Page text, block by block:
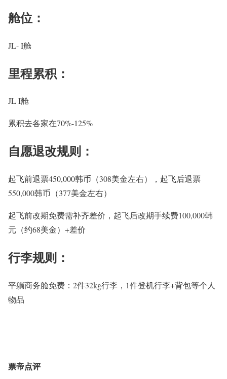
舱位：
JL- I舱
里程累积：
JL I舱
累积去各家在70%-125%
自愿退改规则：
起飞前退票450,000韩币（308美金左右），起飞后退票
550,000韩币（377美金左右）
起飞前改期免费需补齐差价，起飞后改期手续费100,000韩
元（约68美金）+差价
行李规则：
平躺商务舱免费： 2件32kg行李，1件登机行李+背包等个人
物品
票帝点评